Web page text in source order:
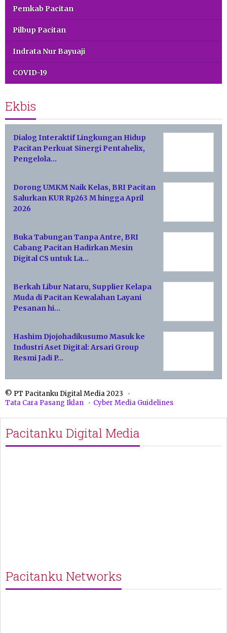
Pemkab Pacitan
Pilbup Pacitan
Indrata Nur Bayuaji
COVID-19
Ekbis
Dialog Interaktif Lingkungan Hidup
Pacitan Perkuat Sinergi Pentahelix,
Pengelola…
Dorong UMKM Naik Kelas, BRI Pacitan
Salurkan KUR Rp263 M hingga April
2026
Buka Tabungan Tanpa Antre, BRI
Cabang Pacitan Hadirkan Mesin
Digital CS untuk La…
Berkah Libur Nataru, Supplier Kelapa
Muda di Pacitan Kewalahan Layani
Pesanan hi…
Hashim Djojohadikusumo Masuk ke
Industri Aset Digital: Arsari Group
Resmi Jadi P…
© PT Pacitanku Digital Media 2023
Tata Cara Pasang Iklan
Cyber Media Guidelines
Pacitanku Digital Media
Pacitanku Networks